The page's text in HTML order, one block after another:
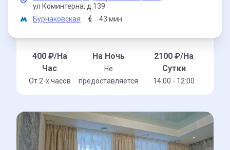
ул Коминтерна, д.139
Бурнаковская
43 мин
400₽/На
Час
От 2-x часов
На Ночь
Не
предоставляется
2100 ₽/На
Сутки
14:00 - 12:00